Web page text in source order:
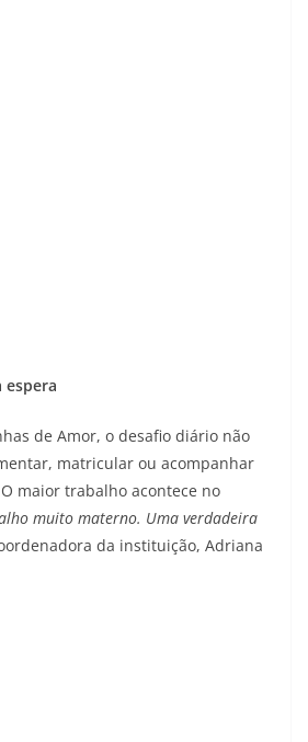
espera
de Amor, o desafio diário não
matricular ou acompanhar
maior trabalho acontece no
muito materno. Uma verdadeira
da instituição, Adriana